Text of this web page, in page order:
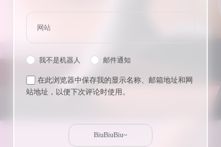
我不是机器人 邮件通知
在此浏览器中保存我的显示名称、邮箱地址和网
站地址，以便下次评论时使用。